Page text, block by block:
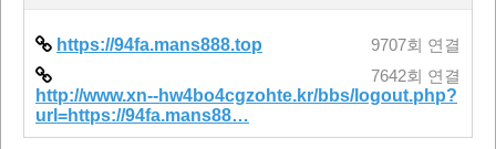
https://94fa.mans888.top 9707회 연결
http://www.xn--hw4bo4cgzohte.kr/bbs/logout.php?
url=https://94fa.mans88…
7642회 연결